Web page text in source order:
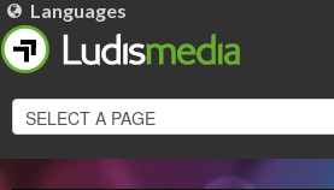
Languages
FRANÇAIS
ENGLISH